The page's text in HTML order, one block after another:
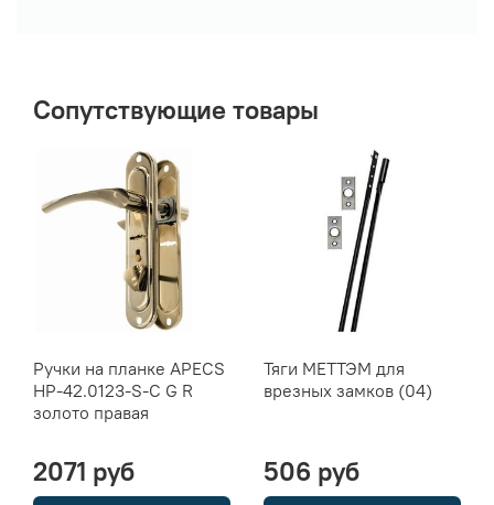
Сопутствующие товары
Ручки на планке APECS
HP-42.0123-S-C G R
золото правая
2071 руб
Тяги МЕТТЭМ для
врезных замков (04)
506 руб